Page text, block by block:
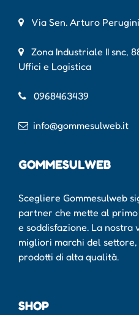
Via Sen. Arturo
Zona Industriale II snc,
Uffici e Logistica
0968463439
info@gommesulweb.it
GOMMESULWEB
Scegliere Gommesulweb
partner che mette al
e soddisfazione. La nostra
migliori marchi del
prodotti di alta qualità.
SHOP